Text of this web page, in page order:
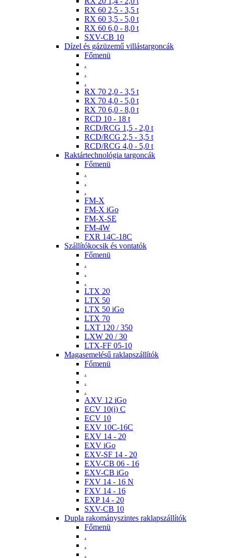
RX 60 2,5 - 3,5 t
RX 60 3,5 - 5,0 t
RX 60 6,0 - 8,0 t
SXV-CB 10
Dízel és gázüzemű villástargoncák
Főmenü
.
.
.
RX 70 2,0 - 3,5 t
RX 70 4,0 - 5,0 t
RX 70 6,0 - 8,0 t
RCD 10 - 18 t
RCD/RCG 1,5 - 2,0 t
RCD/RCG 2,5 - 3,5 t
RCD/RCG 4,0 - 5,0 t
Raktártechnológia targoncák
Főmenü
.
.
.
FM-X
FM-X iGo
FM-X-SE
FM-4W
FXR 14C-18C
Szállítókocsik és vontatók
Főmenü
.
.
.
LTX 20
LTX 50
LTX 50 iGo
LTX 70
LXT 120 / 350
LXW 20 / 30
LTX-FF 05-10
Magasemelésű raklapszállítók
Főmenü
.
.
.
AXV 12 iGo
ECV 10(i) C
ECV 10
EXV 10C-16C
EXV 14 - 20
EXV iGo
EXV-SF 14 - 20
EXV-CB 06 - 16
EXV-CB iGo
FXV 14 - 16 N
FXV 14 - 16
EXP 14 - 20
SXV-CB 10
Dupla rakományszintes raklapszállítók
Főmenü
.
.
.